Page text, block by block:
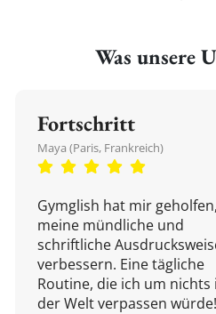
Was unsere
Fortschritt
Maya (Paris, Frankreich)
Gymglish hat mir geholfen,
meine mündliche und
schriftliche
verbessern. Eine tägliche
Routine, die ich um nichts
der Welt verpassen würde!